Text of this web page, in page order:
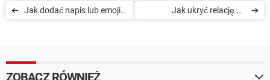
Jak dodać napis lub emoji
Jak ukryć relację na